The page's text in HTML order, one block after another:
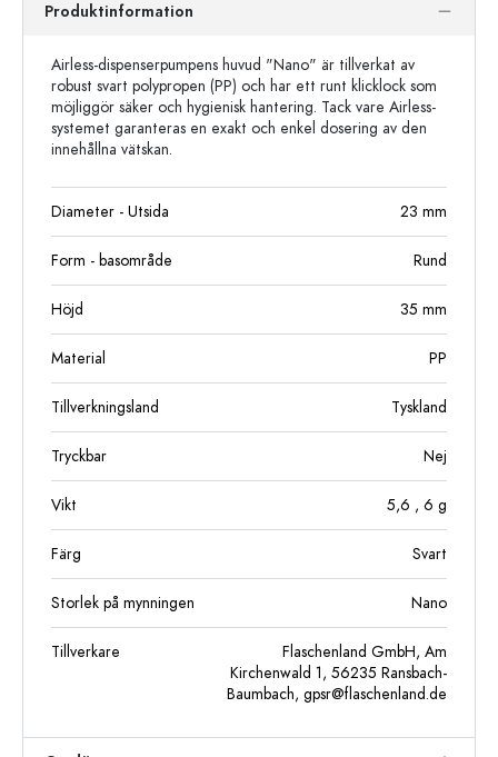
Produktinformation
Airless-dispenserpumpens huvud "Nano" är tillverkat av
robust svart polypropen (PP) och har ett runt klicklock som
möjliggör säker och hygienisk hantering. Tack vare Airless-
systemet garanteras en exakt och enkel dosering av den
innehållna vätskan.
Diameter - Utsida 23 mm
Form - basområde Rund
Höjd 35 mm
Material PP
Tillverkningsland Tyskland
Tryckbar Nej
Vikt 5,6 , 6 g
Färg Svart
Storlek på mynningen Nano
Tillverkare
Flaschenland GmbH, Am
Kirchenwald 1, 56235 Ransbach-
Baumbach, gpsr@flaschenland.de